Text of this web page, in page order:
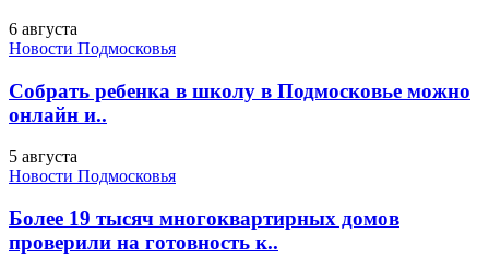
6 августа
Новости Подмосковья
Собрать ребенка в школу в Подмосковье можно
онлайн и..
5 августа
Новости Подмосковья
Более 19 тысяч многоквартирных домов
проверили на готовность к..